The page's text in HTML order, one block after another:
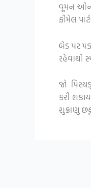
વૂમન ઓન
ફીમેલ
બેડ પર
રહેવાથી
જો
કરી
શુક્રાણુ